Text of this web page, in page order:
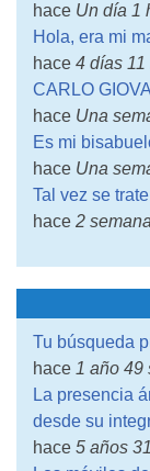
hace Un día 1
Hola, era mi
hace 4 días 11
CARLO
hace Una
Es mi
hace Una
Tal vez se
hace 2
Tu búsqueda
hace 1 año 49
La presencia
desde su
hace 5 años